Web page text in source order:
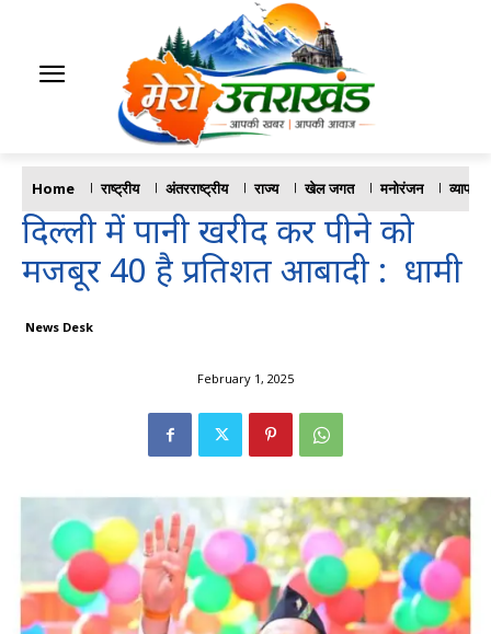
Home राष्ट्रीय अंतरराष्ट्रीय राज्य खेल जगत मनोरंजन व्यापार
दिल्ली में पानी खरीद कर पीने को
मजबूर 40 है प्रतिशत आबादी : धामी
News Desk
February 1, 2025